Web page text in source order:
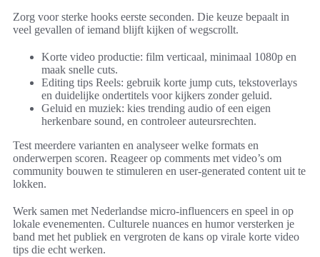
Zorg voor sterke hooks eerste seconden. Die keuze bepaalt in
veel gevallen of iemand blijft kijken of wegscrollt.
Korte video productie: film verticaal, minimaal 1080p en
maak snelle cuts.
Editing tips Reels: gebruik korte jump cuts, tekstoverlays
en duidelijke ondertitels voor kijkers zonder geluid.
Geluid en muziek: kies trending audio of een eigen
herkenbare sound, en controleer auteursrechten.
Test meerdere varianten en analyseer welke formats en
onderwerpen scoren. Reageer op comments met video’s om
community bouwen te stimuleren en user-generated content uit te
lokken.
Werk samen met Nederlandse micro-influencers en speel in op
lokale evenementen. Culturele nuances en humor versterken je
band met het publiek en vergroten de kans op virale korte video
tips die echt werken.